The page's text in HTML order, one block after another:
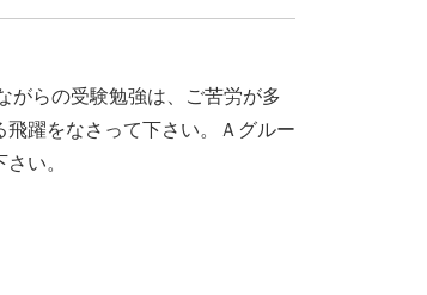
がらの受験勉強は、ご苦労が多
躍をなさって下さい。Ａグルー
い。